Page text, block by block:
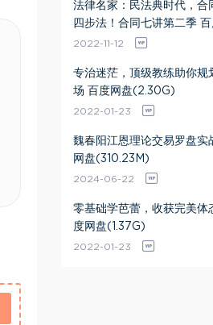
法律名家：民法典时代，合
四步法！合同七讲第二季
2022-11-12
专治迷茫，顶级教练助你规
场 百度网盘(2.30G)
2022-01-23
魏春阳江恩理论交易罗盘实
网盘(310.23M)
2024-06-22
零基础学芭蕾，收获完美体
度网盘(1.37G)
2022-01-23